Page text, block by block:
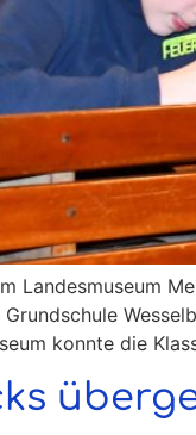
Landesmuseum
konnte die